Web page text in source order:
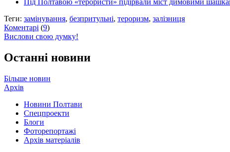
Під Полтавою «терористи» підірвали міст димовими
Теги: замінування, безпритульні, тероризм, залізниця
Коментарі (9)
Вислови свою думку!
Останні новини
Більше новин
Архів
Новини Полтави
Спецпроекти
Блоги
Фоторепортажі
Архів матеріалів